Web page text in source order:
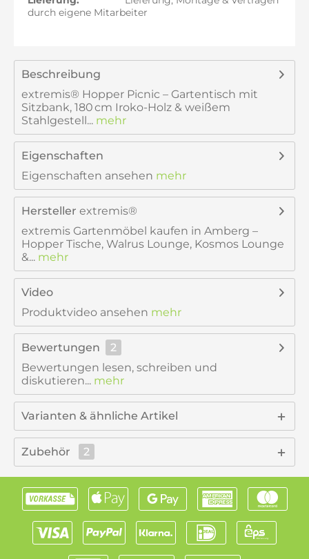
durch eigene Mitarbeiter
Beschreibung
extremis® Hopper Picnic – Gartentisch mit
Sitzbank, 180 cm Iroko-Holz & weißem
Stahlgestell... mehr
Eigenschaften
Eigenschaften ansehen mehr
Hersteller extremis®
extremis Gartenmöbel kaufen in Amberg –
Hopper Tische, Walrus Lounge, Kosmos Lounge
&... mehr
Video
Produktvideo ansehen mehr
Bewertungen
2
Bewertungen lesen, schreiben und
diskutieren... mehr
Varianten & ähnliche Artikel
Zubehör 2